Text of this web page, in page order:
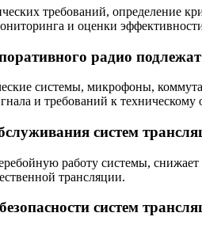
требований, определение
и оценки
радио подлежат
системы, микрофоны,
и требований к
систем
работу системы,
трансляции.
систем